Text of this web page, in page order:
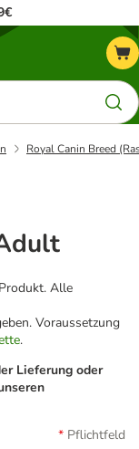
Royal Canin Breed
Alle
Voraussetzung
.
Lieferung oder
Pflichtfeld